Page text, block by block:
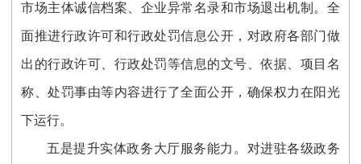
市场主体诚信档案、企业异常名录和市场退出机制。全
面推进行政许可和行政处罚信息公开，对政府各部门做
出的行政许可、行政处罚等信息的文号、依据、项目名
称、处罚事由等内容进行了全面公开，确保权力在阳光
下运行。
五是提升实体政务大厅服务能力。 对进驻各级政务